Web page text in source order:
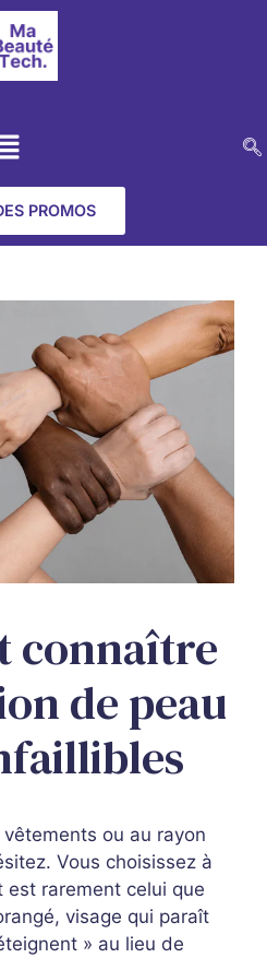
PROMOS
connaître
de peau
ou au rayon
Vous choisissez à
est rarement celui que
visage qui paraît
» au lieu de